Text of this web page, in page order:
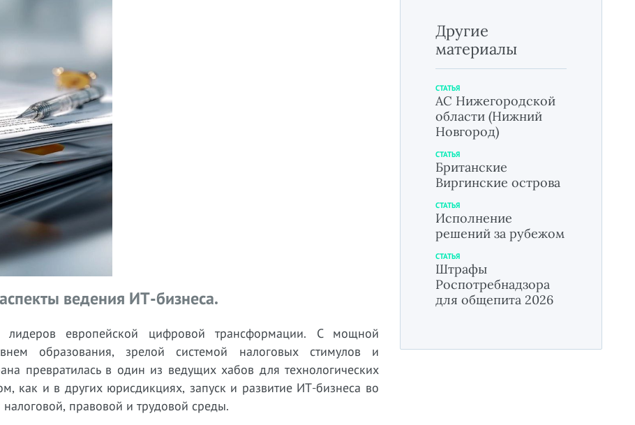
ведения ИТ-бизнеса.
европейской цифровой трансформации. С мощной
образования, зрелой системой налоговых стимулов и
превратилась в один из ведущих хабов для технологических
как и в других юрисдикциях, запуск и развитие ИТ-бизнеса во
правовой и трудовой среды.
Другие
материалы
СТАТЬЯ
АС Нижегородской
области (Нижний
Новгород)
СТАТЬЯ
Британские
Виргинские острова
СТАТЬЯ
Исполнение
решений за рубежом
СТАТЬЯ
Штрафы
Роспотребнадзора
для общепита 2026